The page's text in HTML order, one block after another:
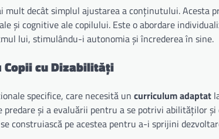
mult decât simplul ajustarea a conținutului. Acesta
și cognitive ale copilului. Este o abordare
lui, stimulându-i autonomia și încrederea în sine.
Copii cu Dizabilități
specifice, care necesită un curriculum adaptat
predare și a evaluării pentru a se potrivi abilităților
construiască pe acestea pentru a-i sprijini